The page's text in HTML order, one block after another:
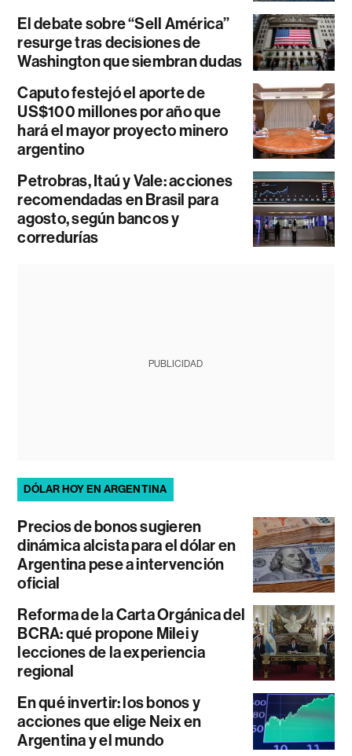
El debate sobre “Sell América”
resurge tras decisiones de
Washington que siembran dudas
Caputo festejó el aporte de
US$100 millones por año que
hará el mayor proyecto minero
argentino
Petrobras, Itaú y Vale: acciones
recomendadas en Brasil para
agosto, según bancos y
corredurías
PUBLICIDAD
DÓLAR HOY EN ARGENTINA
Precios de bonos sugieren
dinámica alcista para el dólar en
Argentina pese a intervención
oficial
Reforma de la Carta Orgánica del
BCRA: qué propone Milei y
lecciones de la experiencia
regional
En qué invertir: los bonos y
acciones que elige Neix en
Argentina y el mundo